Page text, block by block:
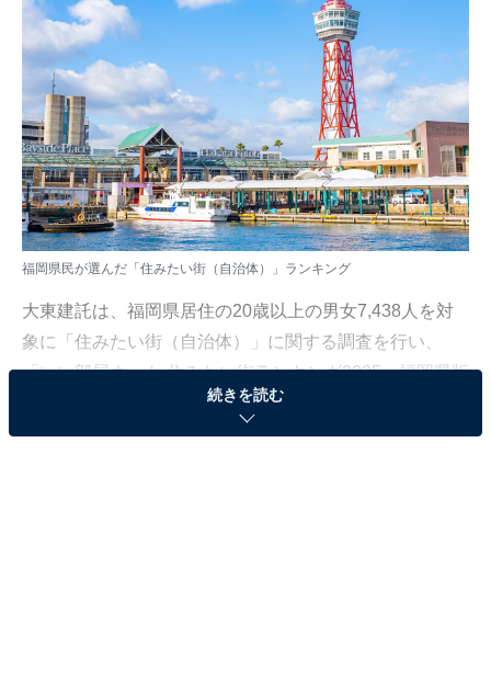
福岡県民が選んだ「住みたい街（自治体）」ランキング
大東建託は、福岡県居住の20歳以上の男女7,438人を対
象に「住みたい街（自治体）」に関する調査を行い、
「いい部屋ネット 住みたい街ランキング2025＜福岡県版
＞」として結果を発表しました。調査は2025年の回答を
もとに集計しています。なお、福岡県居住者の2025年の
続きを読む